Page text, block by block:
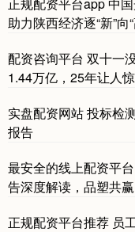
助力陕西经济逐“新”向
配资咨询平台 双十一
1.44万亿，25年让人
实盘配资网站 投标检
报告
最安全的线上配资平
告深度解读，品塑共
正规配资平台推荐 员